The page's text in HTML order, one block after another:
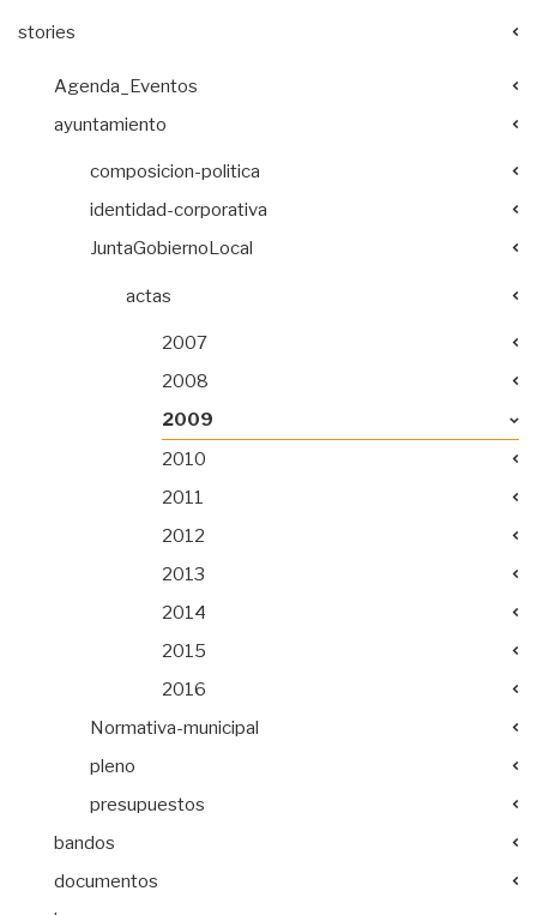
stories
Agenda_Eventos
ayuntamiento
composicion-politica
identidad-corporativa
JuntaGobiernoLocal
actas
2007
2008
2009
2010
2011
2012
2013
2014
2015
2016
Normativa-municipal
pleno
presupuestos
bandos
documentos